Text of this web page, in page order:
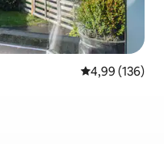
4,99 (136)